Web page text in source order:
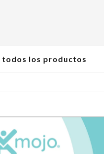
todos los productos